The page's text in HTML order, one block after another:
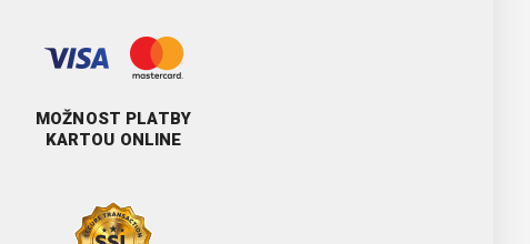
MOŽNOST PLATBY
KARTOU ONLINE